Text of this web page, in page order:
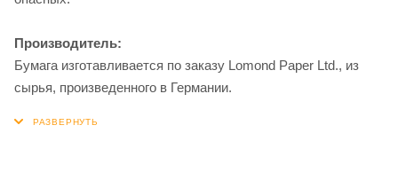
Производитель:
Бумага изготавливается по заказу Lomond Paper Ltd., из
сырья, произведенного в Германии.